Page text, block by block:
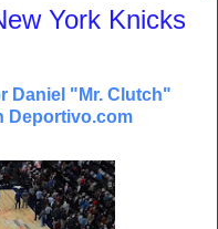
York Knicks
Daniel "Mr. Clutch"
Deportivo.com